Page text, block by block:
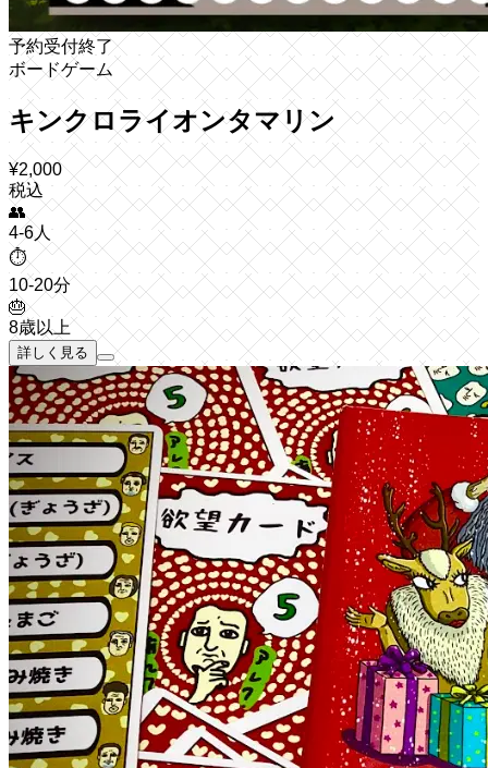
予約受付終了
ボードゲーム
キンクロライオンタマリン
¥2,000
税込
👥
4-6人
⏱️
10-20分
🎂
8歳以上
詳しく見る